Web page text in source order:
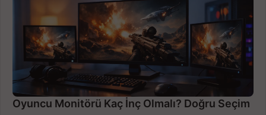
Oyuncu Monitörü Kaç İnç Olmalı? Doğru Seçim